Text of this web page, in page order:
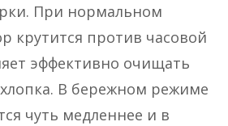
При нормальном
крутится против часовой
эффективно очищать
В бережном режиме
чуть медленнее и в